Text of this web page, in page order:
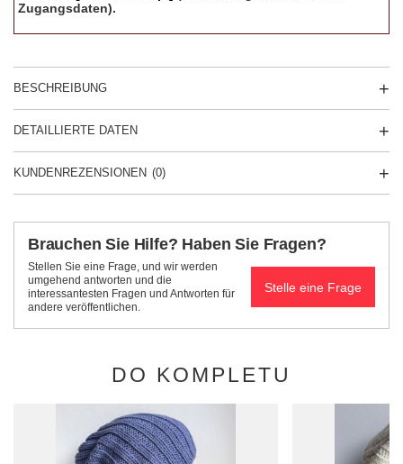
Zugangsdaten).
BESCHREIBUNG
DETAILLIERTE DATEN
KUNDENREZENSIONEN (0)
Brauchen Sie Hilfe? Haben Sie Fragen?
Stellen Sie eine Frage, und wir werden
umgehend antworten und die
interessantesten Fragen und Antworten für
andere veröffentlichen.
Stelle eine Frage
DO KOMPLETU